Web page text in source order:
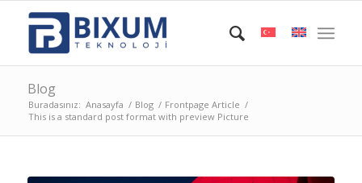
Blog
Buradasınız: Anasayfa / Blog / Frontpage Article /
This is a standard post format with preview Picture